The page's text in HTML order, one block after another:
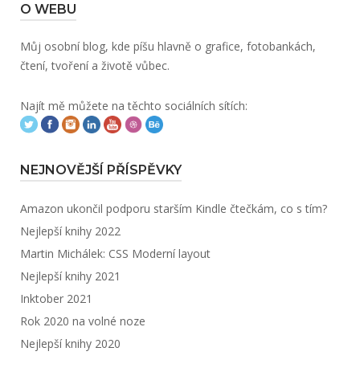
O WEBU
Můj osobní blog, kde píšu hlavně o grafice, fotobankách,
čtení, tvoření a životě vůbec.
Najít mě můžete na těchto sociálních sítích:
NEJNOVĚJŠÍ PŘÍSPĚVKY
Amazon ukončil podporu starším Kindle čtečkám, co s tím?
Nejlepší knihy 2022
Martin Michálek: CSS Moderní layout
Nejlepší knihy 2021
Inktober 2021
Rok 2020 na volné noze
Nejlepší knihy 2020